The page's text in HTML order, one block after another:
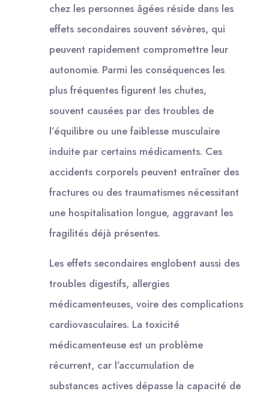
chez les personnes âgées réside dans les
effets secondaires souvent sévères, qui
peuvent rapidement compromettre leur
autonomie. Parmi les conséquences les
plus fréquentes figurent les chutes,
souvent causées par des troubles de
l’équilibre ou une faiblesse musculaire
induite par certains médicaments. Ces
accidents corporels peuvent entraîner des
fractures ou des traumatismes nécessitant
une hospitalisation longue, aggravant les
fragilités déjà présentes.
Les effets secondaires englobent aussi des
troubles digestifs, allergies
médicamenteuses, voire des complications
cardiovasculaires. La toxicité
médicamenteuse est un problème
récurrent, car l’accumulation de
substances actives dépasse la capacité de